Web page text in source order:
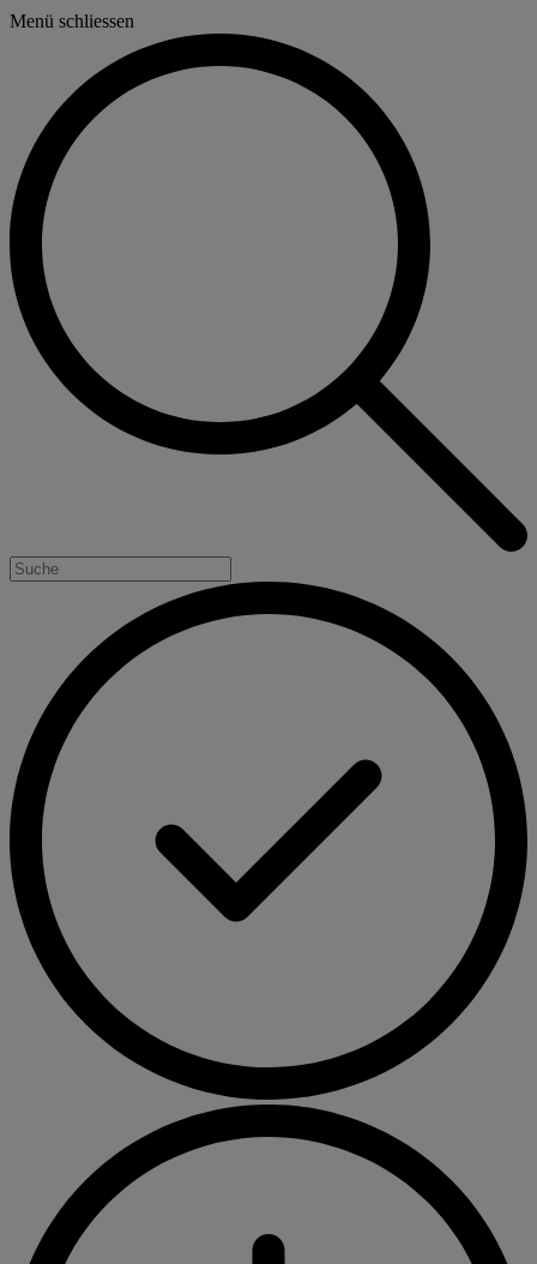
Menü schliessen